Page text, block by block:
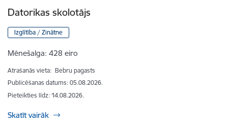
Datorikas skolotājs
Izglītība / Zinātne
Mēnešalga: 428 eiro
Atrašanās vieta: Bebru pagasts
Publicēšanas datums: 05.08.2026.
Pieteikties līdz: 14.08.2026.
Skatīt vairāk